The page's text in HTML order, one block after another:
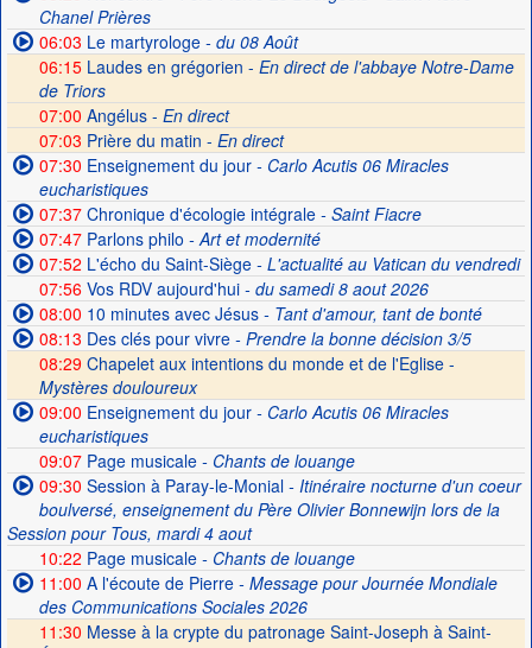
Chanel Prières
06:03 Le martyrologe- du 08 Août
06:15Laudes en grégorien - En direct de l'abbaye Notre-Dame
de Triors
07:00 Angélus - En direct
07:03 Prière du matin - En direct
07:30 Enseignement du jour- Carlo Acutis 06 Miracles
eucharistiques
07:37Chronique d'écologie intégrale- Saint Fiacre
07:47Parlons philo - Art et modernité
07:52 L'écho du Saint-Siège- L'actualité au Vatican du vendredi
07:56Vos RDV aujourd'hui- du samedi 8 aout 2026
08:00 10 minutes avec Jésus- Tant d'amour, tant de bonté
08:13 Des clés pour vivre- Prendre la bonne décision 3/5
08:29 Chapelet aux intentions du monde et de l'Eglise -
Mystères douloureux
09:00 Enseignement du jour- Carlo Acutis 06 Miracles
eucharistiques
09:07Page musicale- Chants de louange
09:30 Session à Paray-le-Monial- Itinéraire nocturne d'un coeur
boulversé, enseignement du Père Olivier Bonnewijn lors de la
Session pour Tous, mardi 4 aout
10:22 Page musicale- Chants de louange
11:00 A l'écoute de Pierre- Message pour Journée Mondiale
des Communications Sociales 2026
11:30 Messe à la crypte du patronage Saint-Joseph à Saint-